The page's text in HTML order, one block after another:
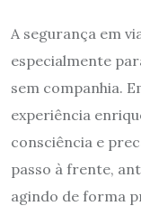
A segurança em
especialmente
sem companhia.
experiência
consciência e
passo à frente,
agindo de forma